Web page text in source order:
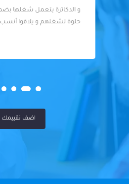
و الدكاترة بتعمل شغلها بضمير و
حلوة لشغلهم و يلاقوا أنسب
اضف تقييمك